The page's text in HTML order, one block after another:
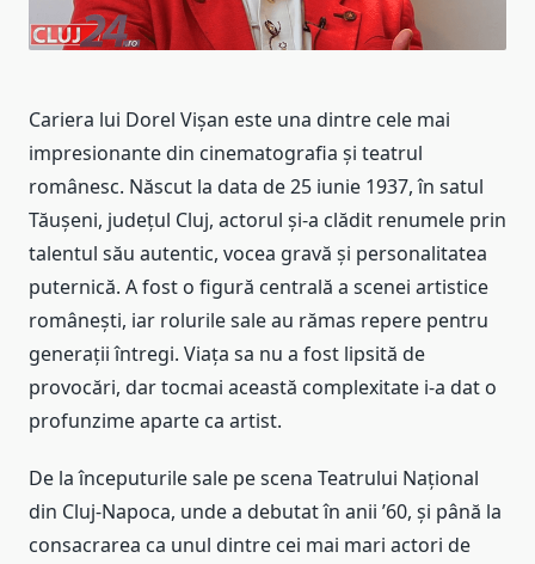
Cariera lui Dorel Vișan este una dintre cele mai
impresionante din cinematografia și teatrul
românesc. Născut la data de 25 iunie 1937, în satul
Tăușeni, județul Cluj, actorul și-a clădit renumele prin
talentul său autentic, vocea gravă și personalitatea
puternică. A fost o figură centrală a scenei artistice
românești, iar rolurile sale au rămas repere pentru
generații întregi. Viața sa nu a fost lipsită de
provocări, dar tocmai această complexitate i-a dat o
profunzime aparte ca artist.
De la începuturile sale pe scena Teatrului Național
din Cluj-Napoca, unde a debutat în anii ’60, și până la
consacrarea ca unul dintre cei mai mari actori de